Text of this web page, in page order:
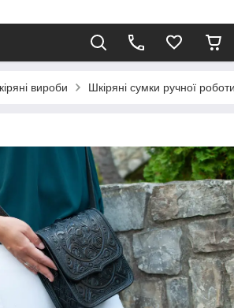
вироби Шкіряні сумки ручної